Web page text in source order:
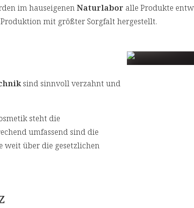
im hauseigenenNaturlabor alle Produkte
mit größter Sorgfalt hergestellt.
sind sinnvoll verzahnt und
steht die
umfassend sind die
weit über die gesetzlichen